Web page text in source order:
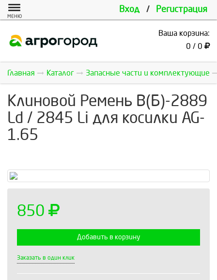
Вход / Регистрация
МЕНЮ
Ваша корзина:
0 / 0
Главная Каталог Запасные части и комплектующие
Клиновой Ремень В(Б)-2889
Ld / 2845 Li для косилки AG-
1.65
850
Добавить в корзину
Заказать в один клик